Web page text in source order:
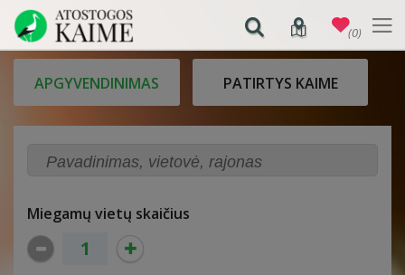
APGYVENDINIMAS PATIRTYS KAIME
Miegamų vietų skaičius
(0)